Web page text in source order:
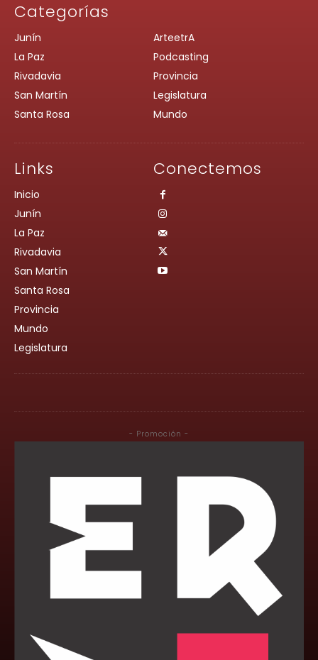
Categorías
Junín
La Paz
Rivadavia
San Martín
Santa Rosa
ArteetrA
Podcasting
Provincia
Legislatura
Mundo
Links
Inicio
Junín
La Paz
Rivadavia
San Martín
Santa Rosa
Provincia
Mundo
Legislatura
Conectemos
- Promoción -